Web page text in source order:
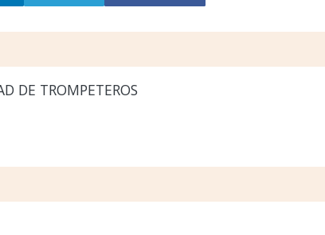
DE TROMPETEROS